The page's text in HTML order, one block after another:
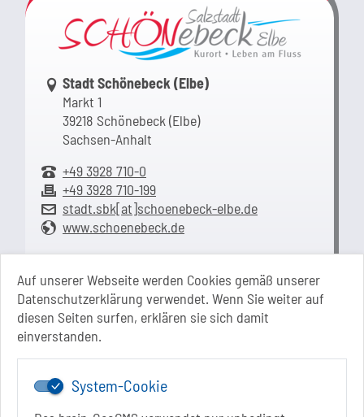
Auf unserer Webseite werden Cookies gemäß unserer
Datenschutzerklärung verwendet. Wenn Sie weiter auf
diesen Seiten surfen, erklären sie sich damit
einverstanden.
System-Cookie
Link zur Google-Maps Navigation
Stadt Schönebeck (Elbe)
Markt 1
39218 Schönebeck (Elbe)
Sachsen-Anhalt
+49 3928 710-0
+49 3928 710-199
stadt.sbk[at]schoenebeck-elbe.de
www.schoenebeck.de
Mo.: 13 Uhr - 15 Uhr
Di.: 9 Uhr - 11.30 Uhr
13 Uhr - 18 Uhr
Do.: 9 Uhr - 11.30 Uhr
Fr.: nach Vereinbarung